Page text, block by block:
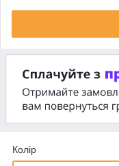
Колір